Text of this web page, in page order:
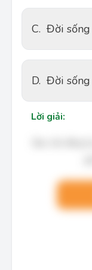
C. Đời
D. Đời
Lời giải: